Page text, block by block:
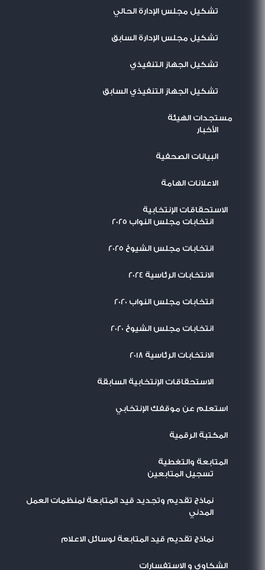
تشكيل مجلس الإدارة الحالي
تشكيل مجلس الإدارة السابق
تشكيل الجهاز التنفيذي
تشكيل الجهاز التنفيذي السابق
مستجدات الهيئة
اﻷخبار
البيانات الصحفية
الاعلانات الهامة
الاستحقاقات الإنتخابية
انتخابات مجلس النواب 2025
انتخابات مجلس الشيوخ 2025
الانتخابات الرئاسية 2024
انتخابات مجلس النواب 2020
انتخابات مجلس الشيوخ 2020
الانتخابات الرئاسية 2018
الاستحقاقات الإنتخابية السابقة
استعلم عن موقفك الإنتخابي
المكتبة الرقمية
المتابعة والتغطية
تسجيل المتابعين
نماذج تقديم وتجديد قيد المتابعة لمنظمات العمل
المدني
نماذج تقديم قيد المتابعة لوسائل الاعلام
الشكاوى و الاستفسارات